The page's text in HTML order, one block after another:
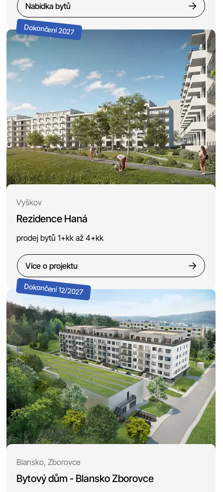
Nabídka bytů
Vyškov
Rezidence Haná
prodej bytů 1+kk až 4+kk
Více o projektu
Blansko, Zborovce
Bytový dům - Blansko Zborovce